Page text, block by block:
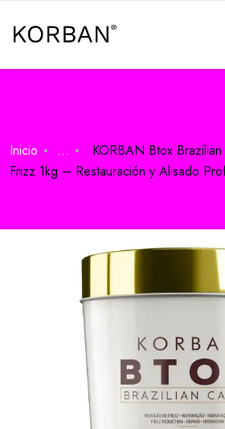
Inicio ...
KORBAN Btox
Frizz 1kg – Restauración y Alisado